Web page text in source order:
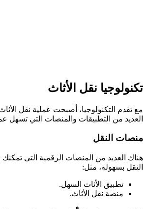
تكنولوجيا نقل الأثاث
مع تقدم التكنولوجيا، أصبحت عملية نقل
العديد من التطبيقات والمنصات التي تسهل
منصات النقل
هناك العديد من المنصات الرقمية التي
النقل بسهولة، مثل:
تطبيق الأثاث السهل.
منصة نقل الأثاث.